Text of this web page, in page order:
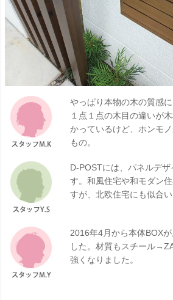
やっぱり本物の木の質感
１点１点の木目の違いが
かっているけど、ホンモ
もの。
D-POSTには、パネルデ
す。和風住宅や和モダン
すが、北欧住宅にも似合い
2016年4月から本体BOX
した。材質もスチール
強くなりました。